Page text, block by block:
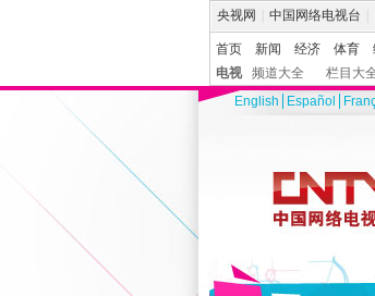
央视网 中国网络电视台
首页 新闻 经济 体育
电视
频道大全 栏目大
English
Español